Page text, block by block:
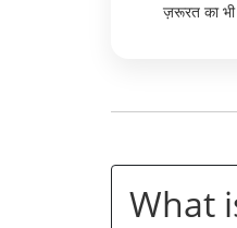
ज़रूरत का भी
What